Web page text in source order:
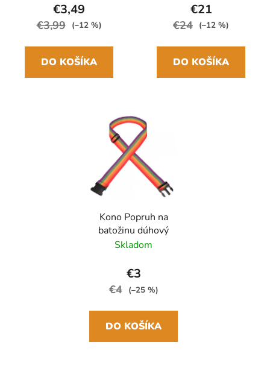
€3,49
€3,99 (–12 %)
DO KOŠÍKA
€21
€24 (–12 %)
DO KOŠÍKA
Kono Popruh na
batožinu dúhový
Skladom
€3
€4 (–25 %)
DO KOŠÍKA